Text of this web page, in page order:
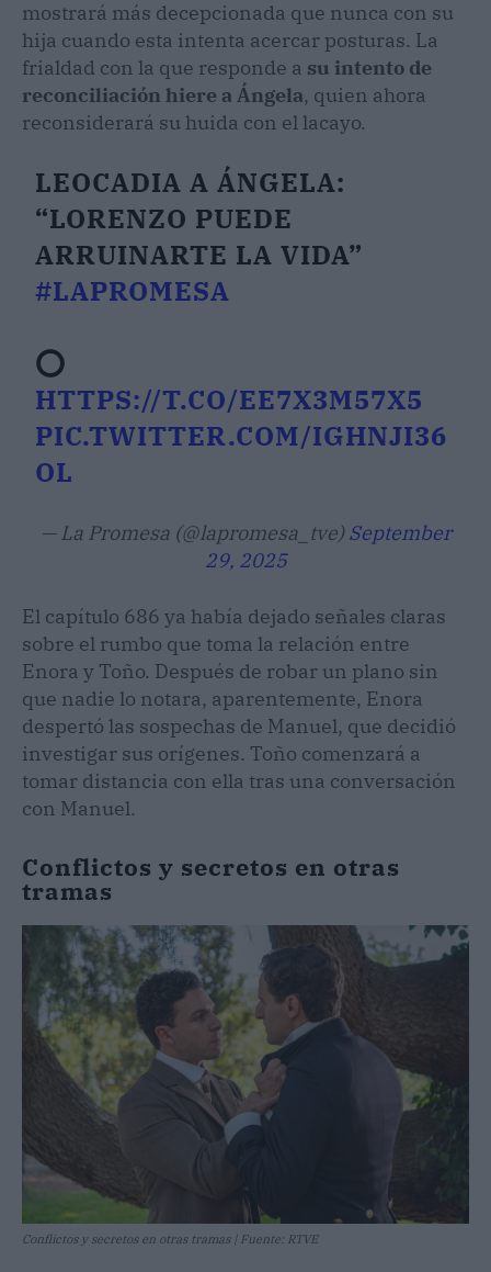
mostrará más decepcionada que nunca con su
hija cuando esta intenta acercar posturas. La
frialdad con la que responde a su intento de
reconciliación hiere a Ángela, quien ahora
reconsiderará su huida con el lacayo.
LEOCADIA A ÁNGELA:
“LORENZO PUEDE
ARRUINARTE LA VIDA”
#LAPROMESA
⭕
HTTPS://T.CO/EE7X3M57X5
PIC.TWITTER.COM/IGHNJI36
OL
— La Promesa (@lapromesa_tve) September
29, 2025
El capítulo 686 ya había dejado señales claras
sobre el rumbo que toma la relación entre
Enora y Toño. Después de robar un plano sin
que nadie lo notara, aparentemente, Enora
despertó las sospechas de Manuel, que decidió
investigar sus orígenes. Toño comenzará a
tomar distancia con ella tras una conversación
con Manuel.
Conflictos y secretos en otras
tramas
Conflictos y secretos en otras tramas | Fuente: RTVE